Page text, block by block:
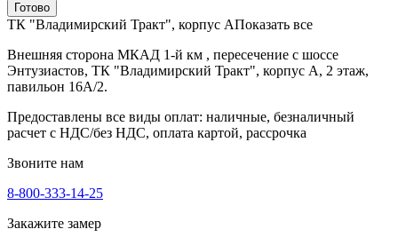
Готово
ТК "Владимирский Тракт", корпус АПоказать все
Внешняя сторона МКАД 1-й км , пересечение с шоссе
Энтузиастов, ТК "Владимирский Тракт", корпус А, 2 этаж,
павильон 16А/2.
Предоставлены все виды оплат: наличные, безналичный
расчет с НДС/без НДС, оплата картой, рассрочка
Звоните нам
8-800-333-14-25
Закажите замер